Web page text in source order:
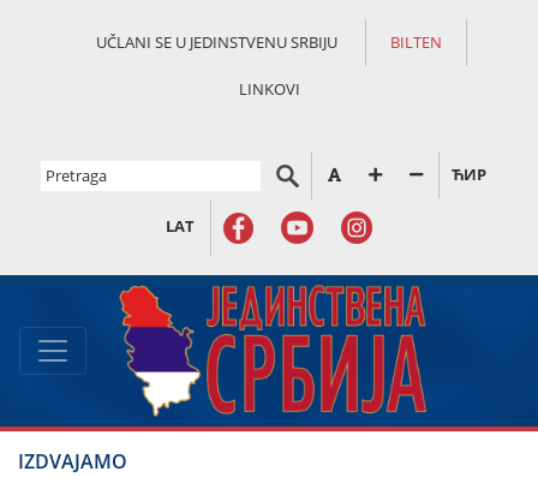
UČLANI SE U JEDINSTVENU SRBIJU BILTEN
LINKOVI
ЋИР
LAT
IZDVAJAMO